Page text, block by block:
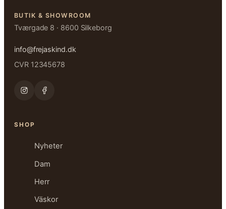
BUTIK & SHOWROOM
Tværgade 8 · 8600 Silkeborg
info@frejaskind.dk
CVR 12345678
SHOP
Nyheter
Dam
Herr
Väskor